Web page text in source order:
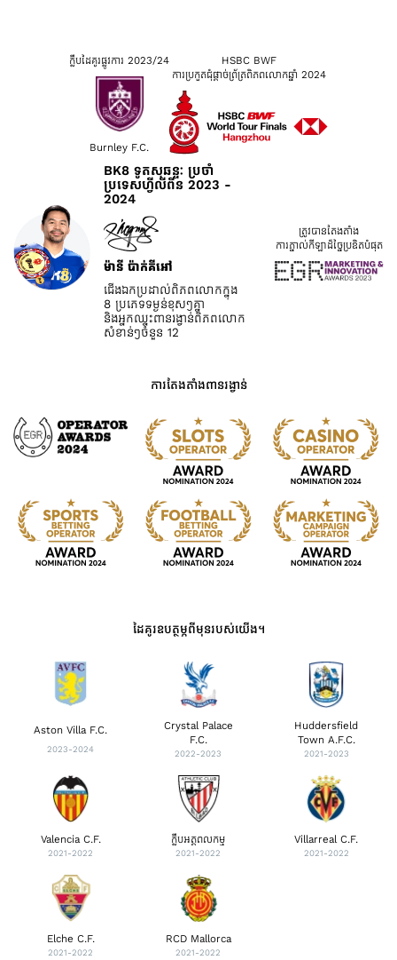
ក្លឹបដៃគូរផ្លូវការ 2023/24
Burnley F.C.
HSBC BWF
ការប្រកួតជុំផ្តាច់ព្រ័ត្រពិភពលោកឆ្នាំ 2024
BK8 ទូតសុឆន្ទៈ ប្រចាំ
ប្រទេសហ្វីលីពីន 2023 -
2024
ម៉ានី ប៉ាក់គីអៅ
ជើងឯកប្រដាល់ពិភពលោកក្នុង
8 ប្រភេទទម្ងន់ខុសៗគ្នា
និងអ្នកឈ្នះពានរង្វាន់ពិភពលោក
សំខាន់ៗចំនួន 12
ត្រូវបានតែងតាំង
ការភ្នាល់កីឡាដ៏ច្នៃប្រឌិតបំផុត
ការតែងតាំងពានរង្វាន់
ដៃគូរឧបត្ថម្ភពីមុនរបស់យើង។
Aston Villa F.C.
2023-2024
Crystal Palace
F.C.
2022-2023
Huddersfield
Town A.F.C.
2021-2023
Valencia C.F.
2021-2022
ក្លឹបអត្តពលកម្ម
2021-2022
Villarreal C.F.
2021-2022
Elche C.F.
2021-2022
RCD Mallorca
2021-2022